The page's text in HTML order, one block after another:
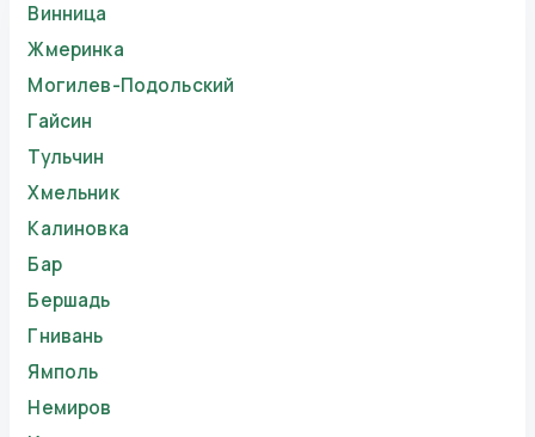
Винница
Жмеринка
Могилев-Подольский
Гайсин
Тульчин
Хмельник
Калиновка
Бар
Бершадь
Гнивань
Ямполь
Немиров